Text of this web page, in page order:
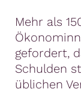
Mehr als
gefordert,
Schulden
üblichen